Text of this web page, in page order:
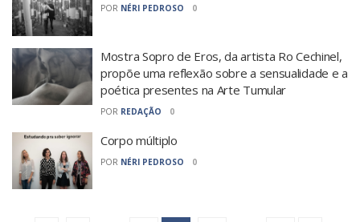
POR NÉRI PEDROSO 0
Mostra Sopro de Eros, da artista Ro Cechinel,
propõe uma reflexão sobre a sensualidade e a
poética presentes na Arte Tumular
POR REDAÇÃO 0
Corpo múltiplo
POR NÉRI PEDROSO 0